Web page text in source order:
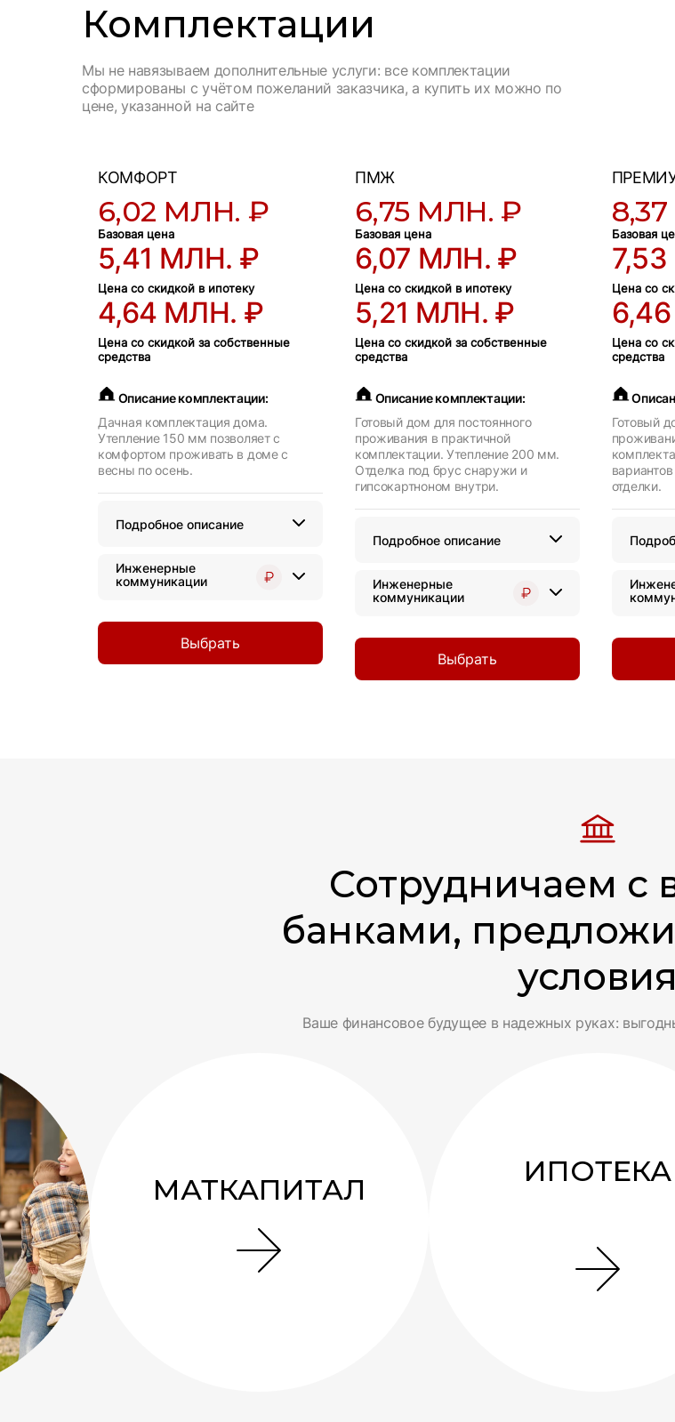
Комплектации
Мы не навязываем дополнительные услуги: все комплектации
сформированы с учётом пожеланий заказчика, а купить их можно по
цене, указанной на сайте
КОМФОРТ
6,02 МЛН. ₽
Базовая цена
5,41 МЛН. ₽
Цена со скидкой в ипотеку
4,64 МЛН. ₽
Цена со скидкой за собственные
средства
Описание комплектации:
Дачная комплектация дома.
Утепление 150 мм позволяет с
комфортом проживать в доме с
весны по осень.
Подробное описание
Инженерные
коммуникации
Выбрать
ПМЖ
6,75 МЛН. ₽
Базовая цена
6,07 МЛН. ₽
Цена со скидкой в ипотеку
5,21 МЛН. ₽
Цена со скидкой за собственные
средства
Описание комплектации:
Готовый дом для постоянного
проживания в практичной
комплектации. Утепление 200 мм.
Отделка под брус снаружи и
гипсокартноном внутри.
Подробное описание
Инженерные
коммуникации
Выбрать
Базовая
Цена со
Цена со
средства
Готовый
отделки.
Сотрудничаем с
банками,
условия
Ваше финансовое будущее в надежных руках:
МАТКАПИТАЛ
ИПОТЕКА
Смотреть подробнее